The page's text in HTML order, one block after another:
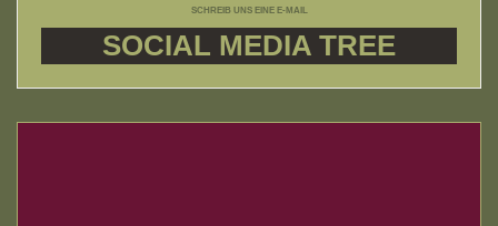
SCHREIB UNS EINE E-MAIL
SOCIAL MEDIA TREE